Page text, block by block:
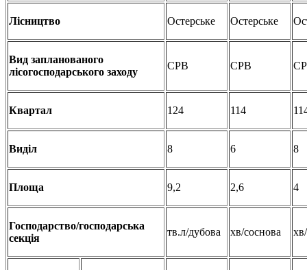
Лісництво Остерське Остерське
Вид запланованого
лісогосподарського заходу
СРВ СРВ
Квартал 124 114
Виділ 8 6 8
Площа 9,2 2,6 4
Господарство/господарська
секція
тв.л/дубова хв/соснова